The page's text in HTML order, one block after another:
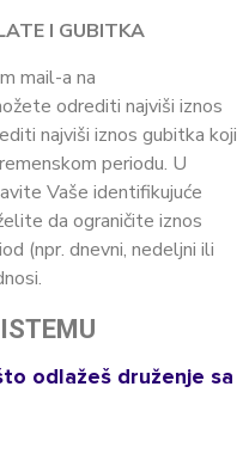
I GUBITKA
mail-a na
odrediti najviši iznos
najviši iznos gubitka koji
periodu. U
Vaše identifikujuće
da ograničite iznos
(npr. dnevni, nedeljni ili
odlažeš druženje sa